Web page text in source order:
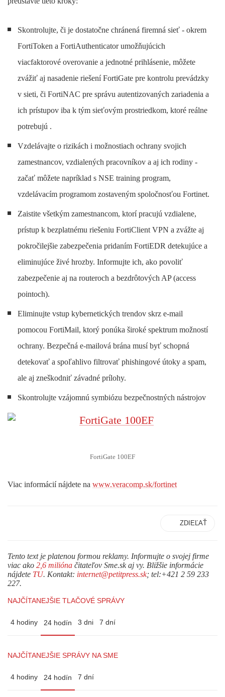
Skontrolujte, či je dostatočne chránená firemná sieť - okrem
FortiToken a FortiAuthenticator umožňujúcich
viacfaktorové overovanie a jednotné prihlásenie, môžete
zvážiť aj nasadenie riešení FortiGate pre kontrolu prevádzky
v sieti, či FortiNAC pre správu autentizovaných zariadenia a
ich prístupov iba k tým sieťovým prostriedkom, ktoré reálne
potrebujú .
Vzdelávajte o rizikách i možnostiach ochrany svojich
zamestnancov, vzdialených pracovníkov a aj ich rodiny -
začať môžete napríklad s NSE training program,
vzdelávacím programom zostaveným spoločnosťou Fortinet.
Zaistite všetkým zamestnancom, ktorí pracujú vzdialene,
prístup k bezplatnému riešeniu FortiClient VPN a zvážte aj
pokročilejšie zabezpečenia pridaním FortiEDR detekujúce a
eliminujúce živé hrozby. Informujte ich, ako povoliť
zabezpečenie aj na routeroch a bezdrôtových AP (access
pointoch).
Eliminujte vstup kybernetických trendov skrz e-mail
pomocou FortiMail, ktorý ponúka široké spektrum možností
ochrany. Bezpečná e-mailová brána musí byť schopná
detekovať a spoľahlivo filtrovať phishingové útoky a spam,
ale aj zneškodniť závadné prílohy.
Skontrolujte vzájomnú symbiózu bezpečnostných nástrojov
FortiGate 100EF
Viac informácií nájdete na www.veracomp.sk/fortinet
ZDIEĽAŤ
Tento text je platenou formou reklamy. Informujte o svojej firme
viac ako 2,6 milióna čitateľov Sme.sk aj vy. Bližšie informácie
nájdete TU. Kontakt: internet@petitpress.sk; tel:+421 2 59 233
227.
NAJČÍTANEJŠIE TLAČOVÉ SPRÁVY
4 hodiny 24 hodín 3 dni 7 dní
NAJČÍTANEJŠIE SPRÁVY NA SME
4 hodiny 24 hodín 7 dní